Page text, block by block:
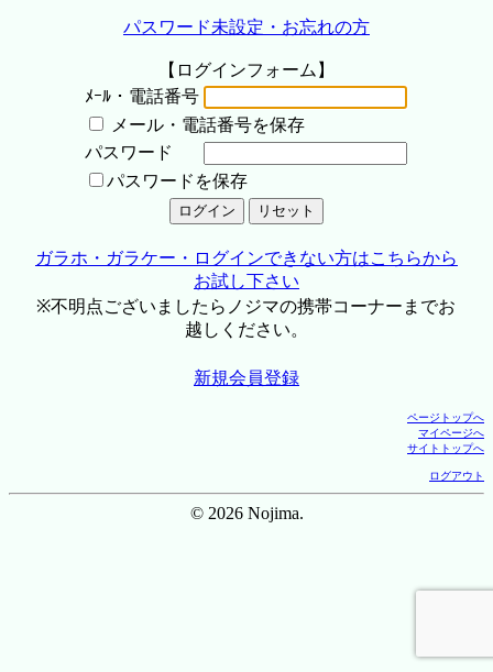
パスワード未設定・お忘れの方
【ログインフォーム】
ﾒｰﾙ・電話番号
メール・電話番号を保存
パスワード
パスワードを保存
ガラホ・ガラケー・ログインできない方はこちらから
お試し下さい
※不明点ございましたらノジマの携帯コーナーまでお
越しください。
新規会員登録
ページトップへ
マイページへ
サイトトップへ
ログアウト
© 2026 Nojima.